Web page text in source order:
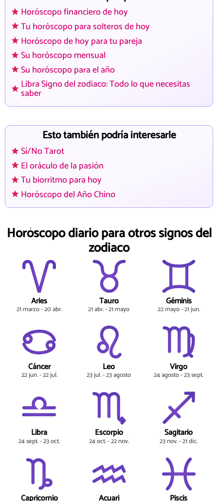
Horóscopo financiero de hoy
Tu horóscopo para solteros de hoy
Horóscopo de hoy para tu pareja
Su horóscopo mensual
Su horóscopo para el año
Libra Signo del zodiaco: Todo lo que necesitas
saber
Esto también podría interesarle
Sí/No Tarot
El oráculo de la pasión
Tu biorritmo para hoy
Horóscopo del Año Chino
Horóscopo diario para otros signos del
zodiaco
Aries
21 marzo - 20 abr.
Tauro
21 abr. - 21 mayo
Géminis
22 mayo - 21 jun.
Cáncer
22 jun. - 22 jul.
Leo
23 jul. - 23 agosto
Virgo
24 agosto - 23 sept.
Libra
24 sept. - 23 oct.
Escorpio
24 oct. - 22 nov.
Sagitario
23 nov. - 21 dic.